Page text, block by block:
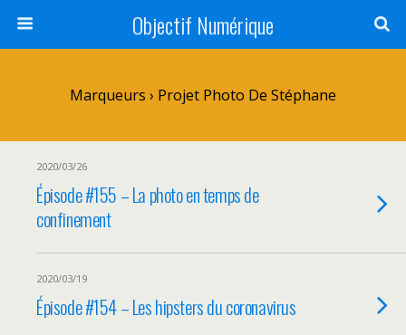
Objectif Numérique
Marqueurs › Projet Photo De Stéphane
2020/03/26
Épisode #155 – La photo en temps de
confinement
2020/03/19
Épisode #154 – Les hipsters du coronavirus